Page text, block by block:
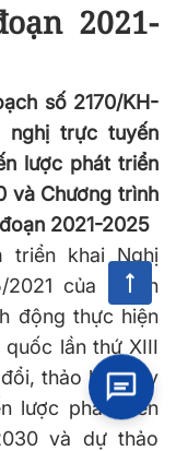
2021-
số 2170/KH-
nghị trực tuyến
lược phát triển
và Chương trình
2021-2025
triển khai Nghị
của Chính
động thực hiện
lần thứ XIII
thảo luận lấy
lược phát triển
và dự thảo